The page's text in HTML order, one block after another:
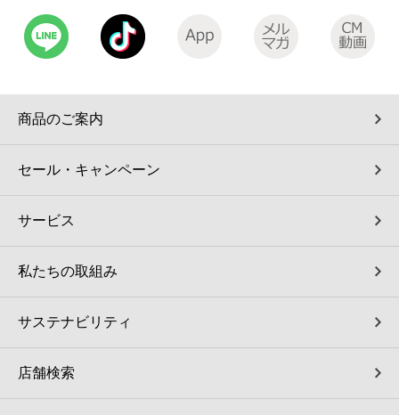
商品のご案内
セール・キャンペーン
サービス
私たちの取組み
サステナビリティ
店舗検索